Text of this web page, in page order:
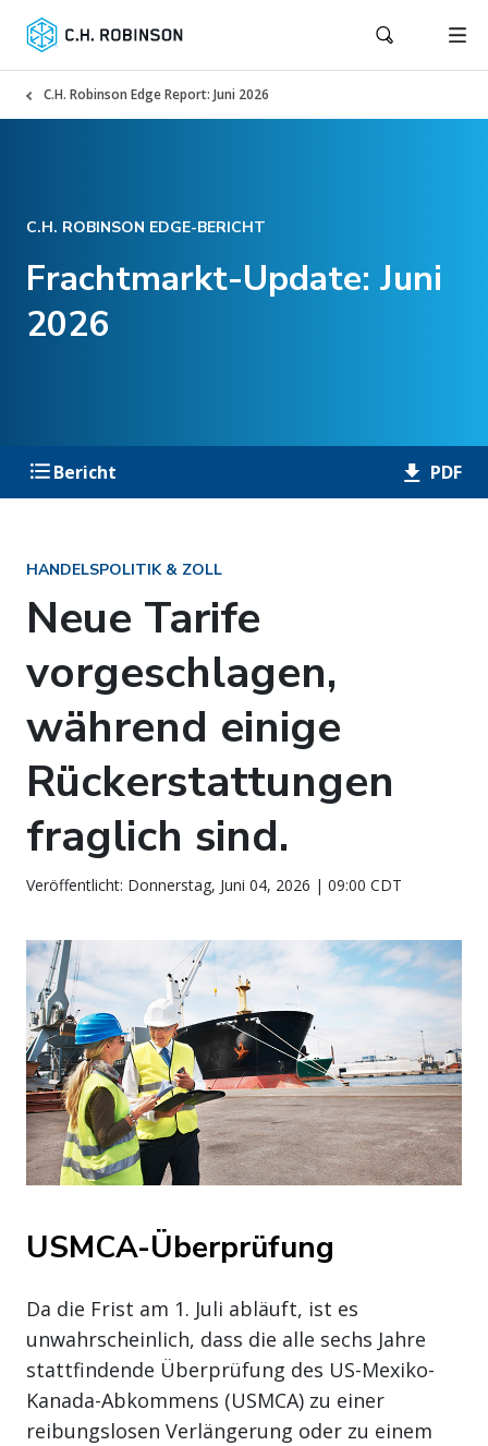
C.H. Robinson Edge Report: Juni 2026
C.H. ROBINSON EDGE-BERICHT
Frachtmarkt-Update: Juni
2026
Bericht PDF
HANDELSPOLITIK & ZOLL
Neue Tarife
vorgeschlagen,
während einige
Rückerstattungen
fraglich sind.
Veröffentlicht: Donnerstag, Juni 04, 2026 | 09:00 CDT
USMCA-Überprüfung
Da die Frist am 1. Juli abläuft, ist es
unwahrscheinlich, dass die alle sechs Jahre
stattfindende Überprüfung des US-Mexiko-
Kanada-Abkommens (USMCA) zu einer
reibungslosen Verlängerung oder zu einem